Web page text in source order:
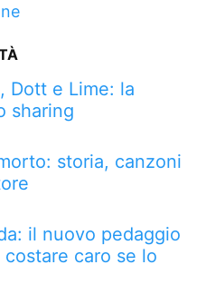
Dott e Lime: la
sharing
storia, canzoni
il nuovo pedaggio
caro se lo